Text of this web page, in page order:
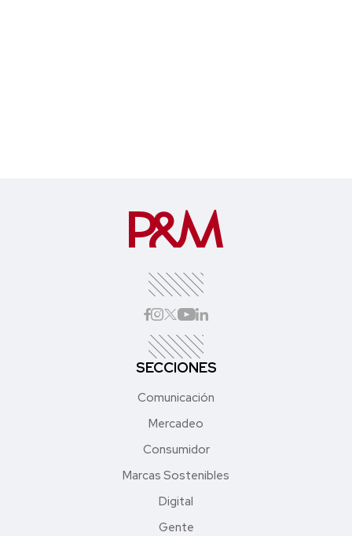
SECCIONES
Comunicación
Mercadeo
Consumidor
Marcas Sostenibles
Digital
Gente